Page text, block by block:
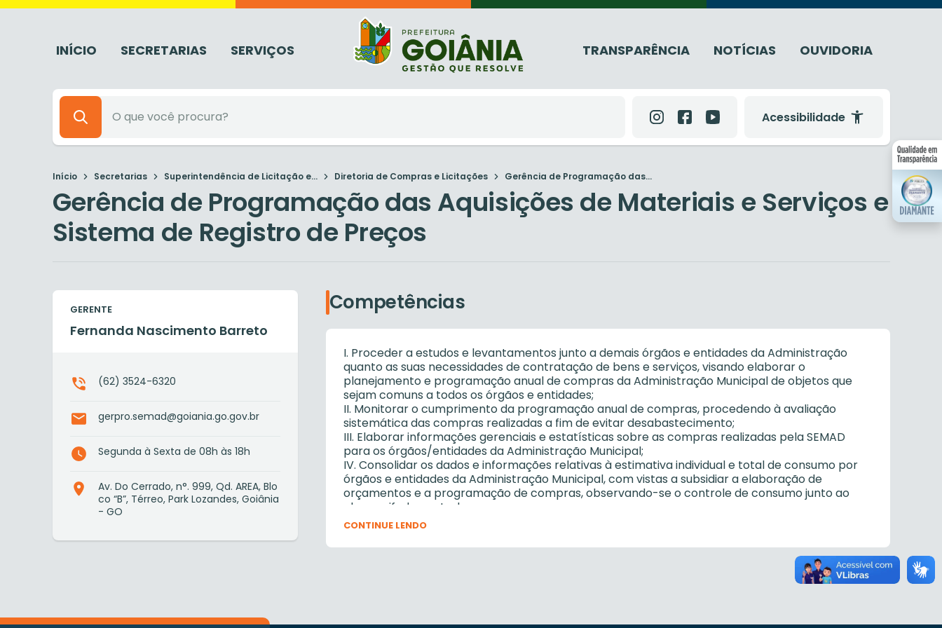
INÍCIO SECRETARIAS SERVIÇOS TRANSPARÊNCIA NOTÍCIAS OUVIDORIA
Acessibilidade
Início Secretarias Superintendência de Licitação e... Diretoria de Compras e Licitações Gerência de Programação das...
Gerência de Programação das Aquisições de Materiais e Serviços e
Sistema de Registro de Preços
GERENTE
Fernanda Nascimento Barreto
(62) 3524-6320
gerpro.semad@goiania.go.gov.br
Segunda à Sexta de 08h às 18h
Av. Do Cerrado, n°. 999, Qd. AREA, Blo
co “B”, Térreo, Park Lozandes, Goiânia
- GO
Competências
I. Proceder a estudos e levantamentos junto a demais órgãos e entidades da Administração
quanto as suas necessidades de contratação de bens e serviços, visando elaborar o
planejamento e programação anual de compras da Administração Municipal de objetos que
sejam comuns a todos os órgãos e entidades;
II. Monitorar o cumprimento da programação anual de compras, procedendo à avaliação
sistemática das compras realizadas a fim de evitar desabastecimento;
III. Elaborar informações gerenciais e estatísticas sobre as compras realizadas pela SEMAD
para os órgãos/entidades da Administração Municipal;
IV. Consolidar os dados e informações relativas à estimativa individual e total de consumo por
órgãos e entidades da Administração Municipal, com vistas a subsidiar a elaboração de
orçamentos e a programação de compras, observando-se o controle de consumo junto ao
almoxarifado central;
V. Promover procedimento de Intenção de Registro de Preços (IRP) para bens e serviços
meio eficaz, os órgãos e entidades para participarem do Registro de Preços;
VI. Promover e acompanhar os atos necessários à instrução processual para a realização do
CONTINUE LENDO